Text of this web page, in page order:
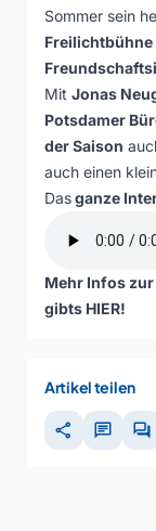
Sommer sein
Mit Jonas
Potsdamer
der Saison
auch einen
Dasganze
Mehr Infos
gibts HIER!
Artikel teilen
share chat forum